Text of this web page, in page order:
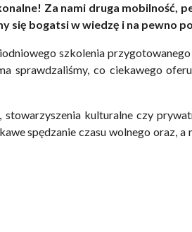
Za nami druga mobilność,
się bogatsi w wiedzę i na pewno
szkolenia
sprawdzaliśmy, co ciekawego
kulturalne czy
spędzanie czasu wolnego oraz,